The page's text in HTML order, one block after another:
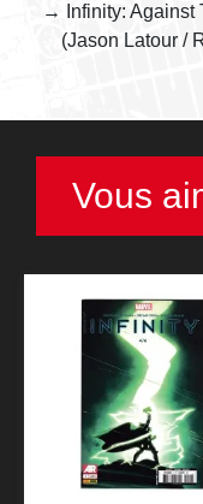
→ Infinity: Against
(Jason Latour /
Vous